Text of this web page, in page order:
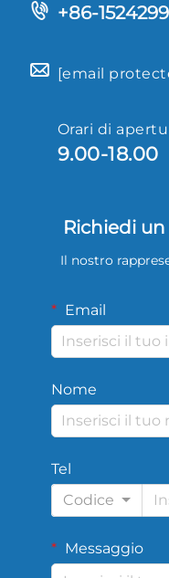
+86-
[email
Orari di
9.00-18.00
Richiedi
Il nostro
Email
Nome
Tel
Codice
Messaggio